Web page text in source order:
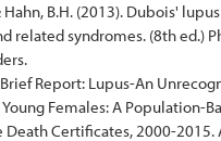
Hahn, B.H. (2013). Dubois' lupus
related syndromes. (8th ed.)
Brief Report: Lupus-An
Females: A Population-
Death Certificates, 2000-2015.